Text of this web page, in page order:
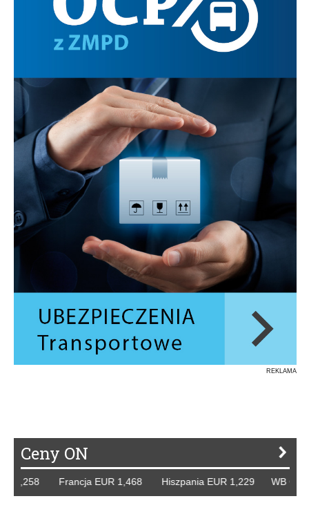
REKLAMA
Ceny ON
Francja EUR 1,468 Hiszpania EUR 1,229 WB GBP